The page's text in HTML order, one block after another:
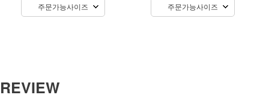
주문가능사이즈 주문가능사이즈
REVIEW